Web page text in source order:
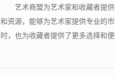
艺术商盟为艺术家和收藏者提
和资源，能够为艺术家提供专业的
时，也为收藏者提供了更多选择和